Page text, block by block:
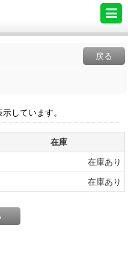
戻る
しています。
在庫
在庫あり
在庫あり